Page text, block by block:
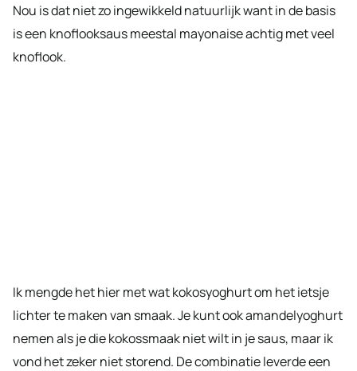
Nou is dat niet zo ingewikkeld natuurlijk want in de basis
is een knoflooksaus meestal mayonaise achtig met veel
knoflook.
Ik mengde het hier met wat kokosyoghurt om het ietsje
lichter te maken van smaak. Je kunt ook amandelyoghurt
nemen als je die kokossmaak niet wilt in je saus, maar ik
vond het zeker niet storend. De combinatie leverde een